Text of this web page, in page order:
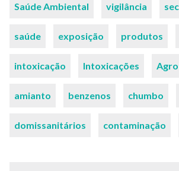
Saúde Ambiental vigilância
saúde exposição produtos
intoxicação Intoxicações
amianto benzenos chumbo
domissanitários contaminação